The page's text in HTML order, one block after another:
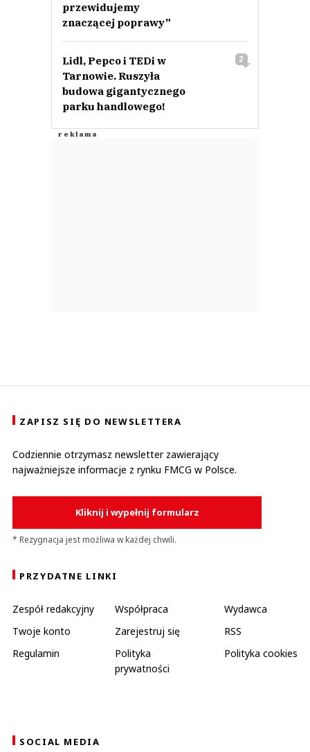
przewidujemy
znaczącej poprawy”
Lidl, Pepco i TEDi w
Tarnowie. Ruszyła
budowa gigantycznego
parku handlowego!
2
ZAPISZ SIĘ DO NEWSLETTERA
Codziennie otrzymasz newsletter zawierający
najważniejsze informacje z rynku FMCG w Polsce.
Kliknij i wypełnij formularz
* Rezygnacja jest możliwa w każdej chwili.
PRZYDATNE LINKI
Zespół redakcyjny Współpraca
Wydawca
Twoje konto
Zarejestruj się
RSS
Regulamin
Polityka
prywatności
Polityka cookies
SOCIAL MEDIA